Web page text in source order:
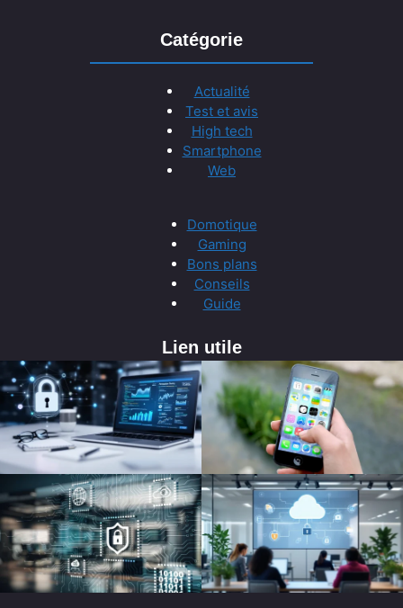
Catégorie
Actualité
Test et avis
High tech
Smartphone
Web
Domotique
Gaming
Bons plans
Conseils
Guide
Lien utile